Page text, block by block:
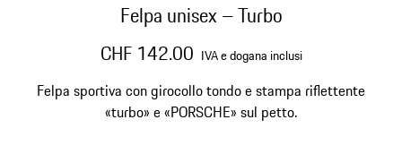
Felpa unisex – Turbo
CHF 142.00 IVA e dogana inclusi
Felpa sportiva con girocollo tondo e stampa riflettente
«turbo» e «PORSCHE» sul petto.